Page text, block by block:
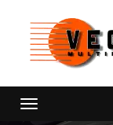
Toggle navigation